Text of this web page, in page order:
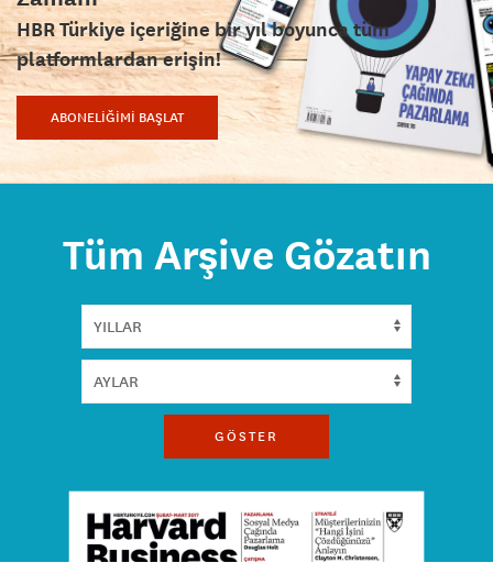
HBR Türkiye içeriğine bir yıl boyunca tüm
platformlardan erişin!
ABONELİĞİMİ BAŞLAT
Tüm Arşive Gözatın
GÖSTER